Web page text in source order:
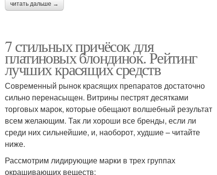
читать дальше →
7 стильных причёсок для
платиновых блондинок. Рейтинг
лучших красящих средств
Современный рынок красящих препаратов достаточно
сильно перенасыщен. Витрины пестрят десятками
торговых марок, которые обещают волшебный результат
всем желающим. Так ли хороши все бренды, если ли
среди них сильнейшие, и, наоборот, худшие – читайте
ниже.
Рассмотрим лидирующие марки в трех группах
окрашивающих веществ: